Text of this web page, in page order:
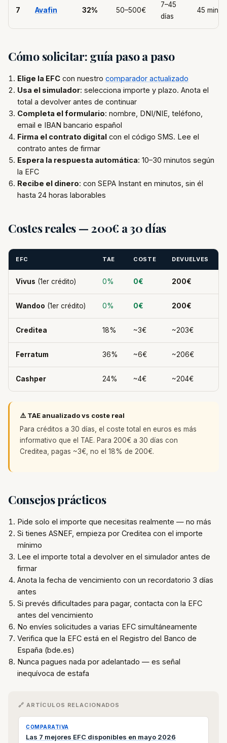
7 Avafin 32% 50–500€
7–45
días
45 min
Cómo solicitar: guía paso a paso
Elige la EFC con nuestro comparador actualizado
Usa el simulador: selecciona importe y plazo. Anota el
total a devolver antes de continuar
Completa el formulario: nombre, DNI/NIE, teléfono,
email e IBAN bancario español
Firma el contrato digital con el código SMS. Lee el
contrato antes de firmar
Espera la respuesta automática: 10–30 minutos según
la EFC
Recibe el dinero: con SEPA Instant en minutos, sin él
hasta 24 horas laborables
Costes reales — 200€ a 30 días
EFC TAE COSTE DEVUELVES
Vivus (1er crédito) 0% 0€ 200€
Wandoo (1er crédito) 0% 0€ 200€
Creditea 18% ~3€ ~203€
Ferratum 36% ~6€ ~206€
Cashper 24% ~4€ ~204€
⚠️ TAE anualizado vs coste real
Para créditos a 30 días, el coste total en euros es más
informativo que el TAE. Para 200€ a 30 días con
Creditea, pagas ~3€, no el 18% de 200€.
Consejos prácticos
Pide solo el importe que necesitas realmente — no más
Si tienes ASNEF, empieza por Creditea con el importe
mínimo
Lee el importe total a devolver en el simulador antes de
firmar
Anota la fecha de vencimiento con un recordatorio 3 días
antes
Si prevés dificultades para pagar, contacta con la EFC
antes del vencimiento
No envíes solicitudes a varias EFC simultáneamente
Verifica que la EFC está en el Registro del Banco de
España (bde.es)
Nunca pagues nada por adelantado — es señal
inequívoca de estafa
🔗 ARTÍCULOS RELACIONADOS
COMPARATIVA
Las 7 mejores EFC disponibles en mayo 2026